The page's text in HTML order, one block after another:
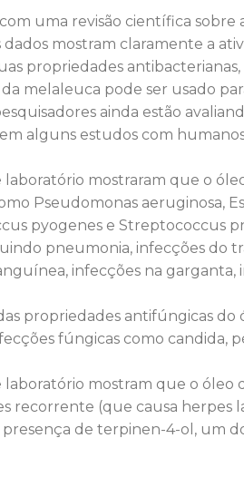
uma revisão científica
dados mostram claramente a
propriedades
melaleuca pode ser usado
ainda estão
alguns estudos com
laboratório mostraram que o
Pseudomonas aeruginosa,
pyogenes e Streptococcus
pneumonia, infecções do
infecções na garganta,
propriedades antifúngicas
fúngicas como candida,
laboratório mostram que o
recorrente (que causa herpes
de terpinen-4-ol, um